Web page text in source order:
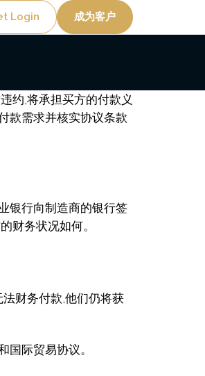
Login 成为客户
约,将承担买方的付款义
款需求并核实协议条款
银行向制造商的银行签
财务状况如何。
财务付款,他们仍将获
际贸易协议。